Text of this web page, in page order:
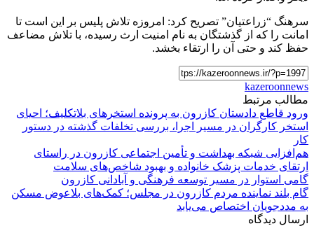
سرهنگ “زراعتیان” تصریح کرد: امروزه تلاش پلیس بر این است تا
امانت را که از گذشتگان به نام امنیت ارث رسیده، با تلاش مضاعف
حفظ کند و حتی آن را ارتقاء بخشد.
kazeroonnews
مطالب مرتبط
ورود قاطع دادستان کازرون به پرونده استخرهای بلاتکلیف؛ احیای
استخر کارگران در مسیر اجرا، بررسی تخلفات گذشته در دستور
کار
هم‌افزایی شبکه بهداشت و تأمین اجتماعی کازرون در راستای
ارتقای خدمات پزشک خانواده و بهبود شاخص‌های سلامت
گامی استوار در مسیر توسعه فرهنگی و آبادانی کازرون
گام بلند نماینده مردم کازرون در مجلس؛ کمک‌های بلاعوض مسکن
به مددجویان اختصاص می‌یابد
ارسال دیدگاه